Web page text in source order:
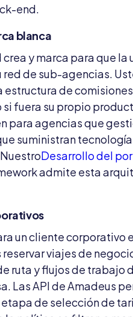
end.
blanca
y marca para que la
de sub-agencias.
estructura de
fuera su propio
para agencias que
suministran
Desarrollo del
admite esta
un cliente corporativo
viajes de
ruta y flujos de trabajo
Las API de Amadeus
de selección de